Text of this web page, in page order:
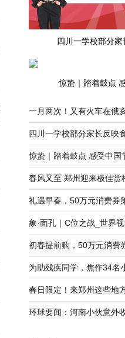
四川一学校部分
惊蛰｜踏着鼓点
一月两次！又有火车在俄
四川一学校部分家长反映
惊蛰｜踏着鼓点 感受中国
春风又至 郑州迎来极佳赏
礼遇早春，50万元消费券
象·面孔｜C位之战_世界
初春提前购，50万元消费
为助残疾同学，焦作34名
春日限定！来郑州这些地
环球要闻：河南小伙意外